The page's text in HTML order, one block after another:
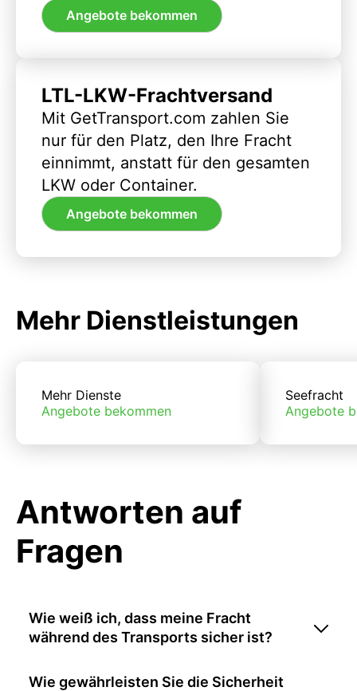
Angebote bekommen
LTL-LKW-Frachtversand
Mit GetTransport.com zahlen Sie
nur für den Platz, den Ihre Fracht
einnimmt, anstatt für den gesamten
LKW oder Container.
Angebote bekommen
Mehr Dienstleistungen
Mehr Dienste
Angebote bekommen
Seefracht
Angebote
Antworten auf
Fragen
Wie weiß ich, dass meine Fracht
während des Transports sicher ist?
Wie gewährleisten Sie die Sicherheit